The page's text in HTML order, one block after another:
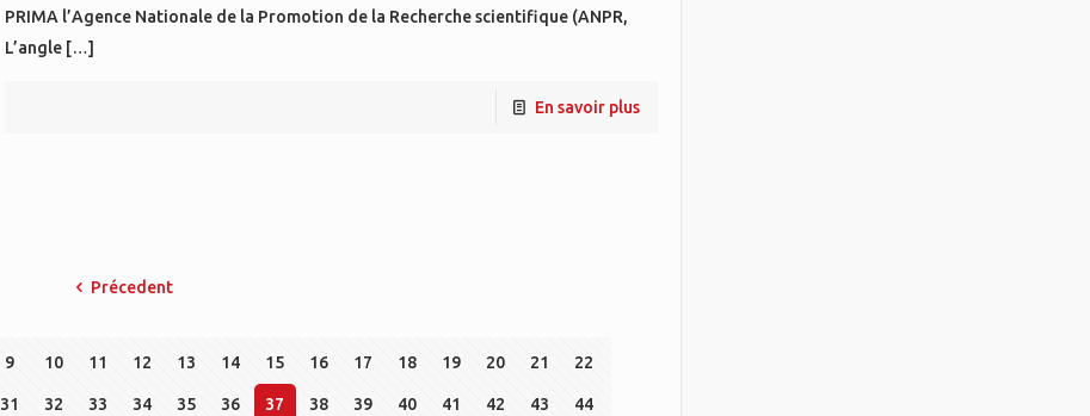
PRIMA l’Agence Nationale de la Promotion de la Recherche scientifique (ANPR,
L’angle[…]
En savoir plus
Précedent
9 10 11 12 13 14 15 16 17 18 19 20 21 22
31 32 33 34 35 36 37 38 39 40 41 42 43 44